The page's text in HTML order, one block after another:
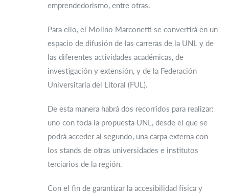
emprendedorismo, entre otras.
Para ello, el Molino Marconetti se convertirá en un
espacio de difusión de las carreras de la UNL y de
las diferentes actividades académicas, de
investigación y extensión, y de la Federación
Universitaria del Litoral (FUL).
De esta manera habrá dos recorridos para realizar:
uno con toda la propuesta UNL, desde el que se
podrá acceder al segundo, una carpa externa con
los stands de otras universidades e institutos
terciarios de la región.
Con el fin de garantizar la accesibilidad física y